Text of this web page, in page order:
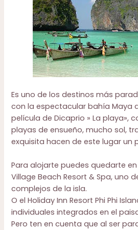
Es uno de los destinos más
con la espectacular bahía Maya
película de Dicaprio » La playa»,
playas de ensueño, mucho sol,
exquisita hacen de este lugar un
Para alojarte puedes quedarte
Village Beach Resort & Spa, uno
complejos de la isla.
O elHoliday Inn Resort Phi Phi
individuales integrados en el
Pero ten en cuenta que al ser